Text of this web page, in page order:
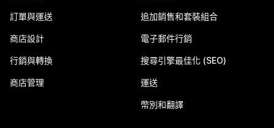
訂單與運送
商店設計
行銷與轉換
商店管理
追加銷售和套裝組合
電子郵件行銷
搜尋引擎最佳化 (SEO)
運送
幣別和翻譯